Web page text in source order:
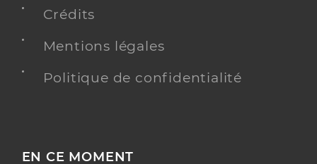
Crédits
Mentions légales
Politique de confidentialité
EN CE MOMENT